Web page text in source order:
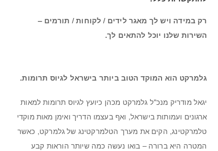
רק במידה ויש לך מאגר לידים / לקוחות / תורמים –
השירות שלנו יוכל להתאים לך.
גלמרקט הוא המוקד הטוב ביותר בישראל לגיוס תרומות.
יגאל מודריק מנכ"ל גלמרקט מכהן כיועץ לגיוס תרומות למאות
ארגונים ועמותות בישראל, ואף בעצמו הדריך ואימן מאות מוקדי
טלמרקטינג, הקים את מערך הטלמרקטינג של גלמרקט, כאשר
המטרה היא ברורה – בואו נעשה כמה שיותר הוראות קבע